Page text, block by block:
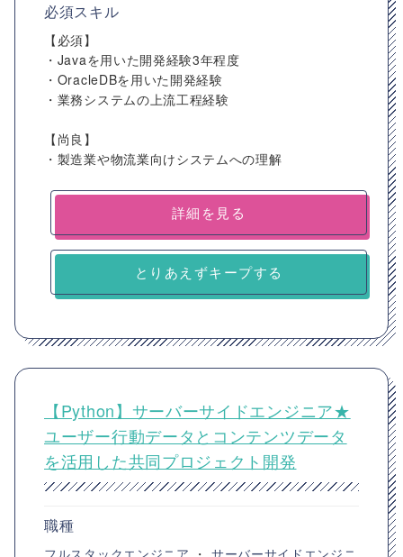
必須スキル
【必須】
・Javaを用いた開発経験3年程度
・OracleDBを用いた開発経験
・業務システムの上流工程経験
【尚良】
・製造業や物流業向けシステムへの理解
詳細を見る
とりあえずキープする
【Python】サーバーサイドエンジニア★
ユーザー行動データとコンテンツデータ
を活用した共同プロジェクト開発
職種
フルスタックエンジニア ・ サーバーサイドエンジニ